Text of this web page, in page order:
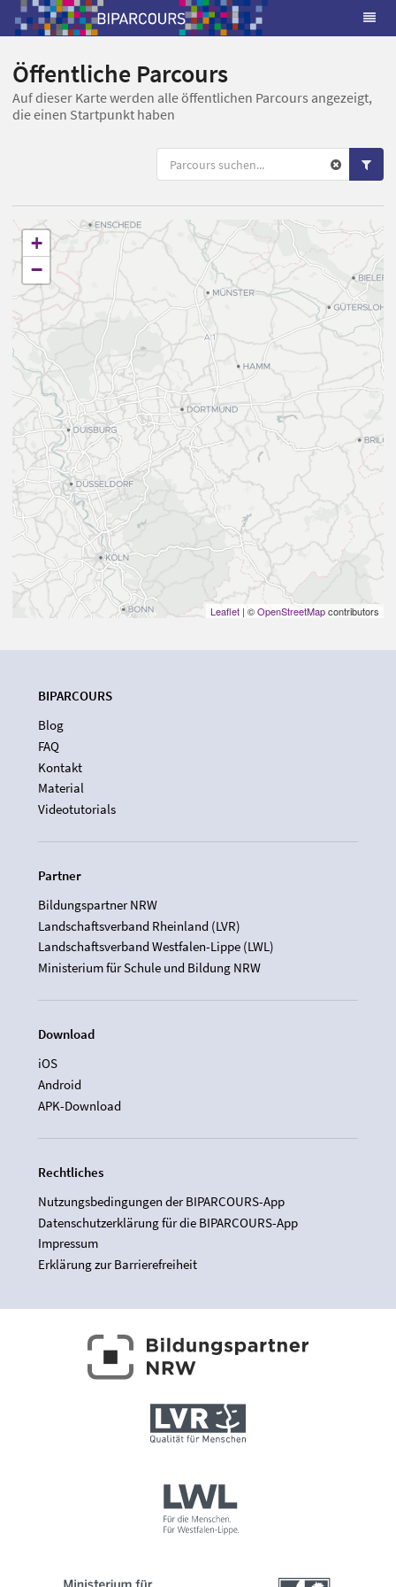
Öffentliche Parcours
Auf dieser Karte werden alle öffentlichen Parcours angezeigt,
die einen Startpunkt haben
+
−
Leaflet | ©OpenStreetMapcontributors
BIPARCOURS
Blog
FAQ
Kontakt
Material
Videotutorials
Partner
Bildungspartner NRW
Landschaftsverband Rheinland (LVR)
Landschaftsverband Westfalen-Lippe (LWL)
Ministerium für Schule und Bildung NRW
Download
iOS
Android
APK-Download
Rechtliches
Nutzungsbedingungen der BIPARCOURS-App
Datenschutzerklärung für die BIPARCOURS-App
Impressum
Erklärung zur Barrierefreiheit